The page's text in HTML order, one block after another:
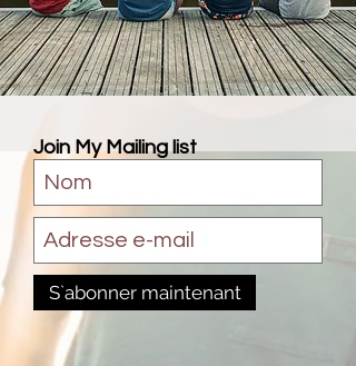
Join My Mailing list
S`abonner maintenant